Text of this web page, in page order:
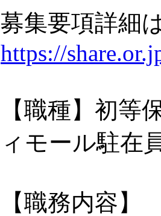
募集要項詳細
https://
【職種】初
ィモール駐在
【職務内容】